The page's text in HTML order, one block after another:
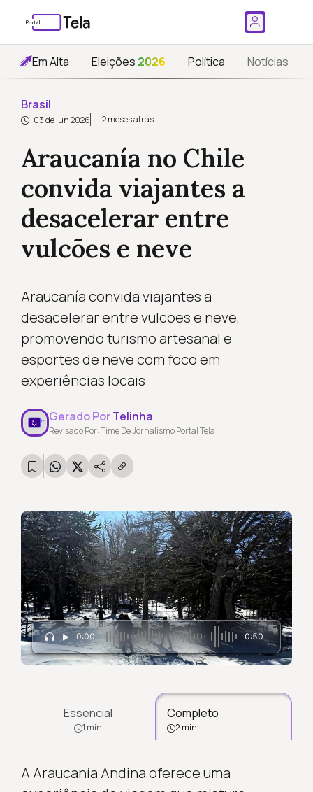
Em Alta Eleições 2026 Política Notícias
Brasil
03 de jun 2026 2 meses atrás
Araucanía no Chile
convida viajantes a
desacelerar entre
vulcões e neve
Araucanía convida viajantes a
desacelerar entre vulcões e neve,
promovendo turismo artesanal e
esportes de neve com foco em
experiências locais
Gerado PorTelinha
Revisado Por: Time De Jornalismo Portal Tela
0:00 0:50
Essencial
1 min
Completo
2 min
A Araucanía Andina oferece uma